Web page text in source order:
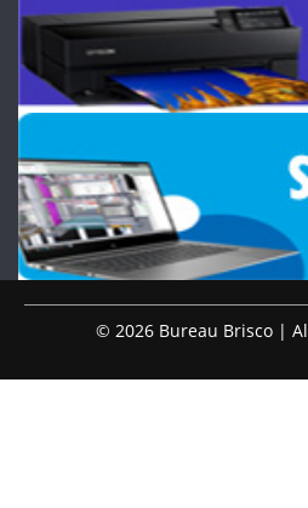
© 2026 Bureau Brisco |